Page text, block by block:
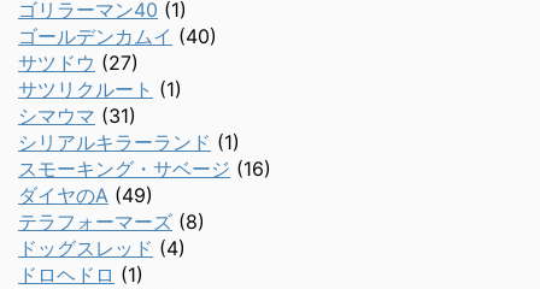
ゴリラーマン40 (1)
ゴールデンカムイ (40)
サツドウ (27)
サツリクルート (1)
シマウマ (31)
シリアルキラーランド (1)
スモーキング・サベージ (16)
ダイヤのA (49)
テラフォーマーズ (8)
ドッグスレッド (4)
ドロヘドロ (1)